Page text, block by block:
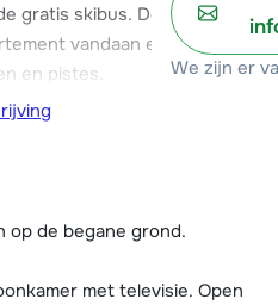
We zijn er
gratis skibus. De skibushalte
vandaan en brengt je
en pistes.
aprés-ski met een
veel terrassen, mooie
dag skiën de dag gezellig
op de begane grond.
met televisie. Open